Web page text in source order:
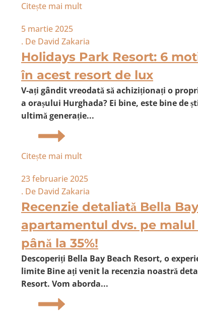
Citește mai mult
5 martie 2025
. De David Zakaria
Holidays Park Resort: 6
în acest resort de lux
V-ați gândit vreodată să achiziționați o
a orașului Hurghada? Ei bine, este bine de
ultimă generație...
Citește mai mult
23 februarie 2025
. De David Zakaria
Recenzie detaliată Bella
apartamentul dvs. pe
până la 35%!
Descoperiți Bella Bay Beach Resort, o
limite Bine ați venit la recenzia noastră
Resort. Vom aborda...